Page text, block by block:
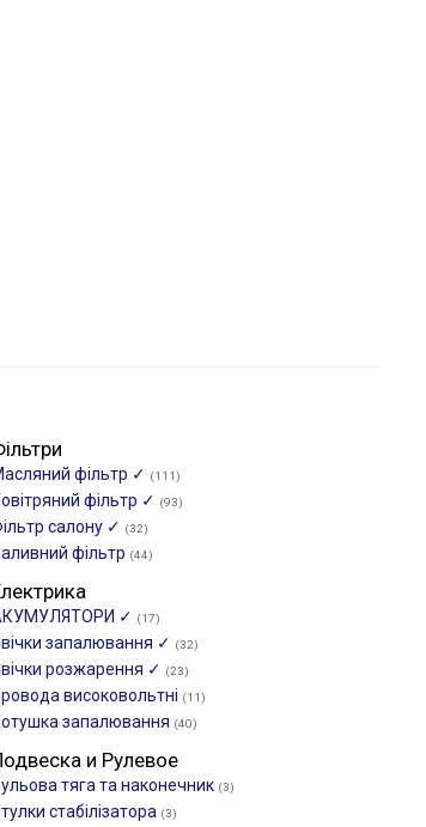
фільтр ✓ (111)
фільтр ✓ (93)
салону ✓ (32)
фільтр (44)
✓ (17)
запалювання ✓ (32)
розжарення ✓ (23)
високовольтні (11)
запалювання (40)
и Рулевое
тяга та наконечник (3)
стабілізатора (3)